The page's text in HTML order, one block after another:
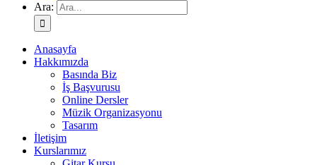
Ara:
Anasayfa
Hakkımızda
Basında Biz
İş Başvurusu
Online Dersler
Müzik Organizasyonu
Tasarım
İletişim
Kurslarımız